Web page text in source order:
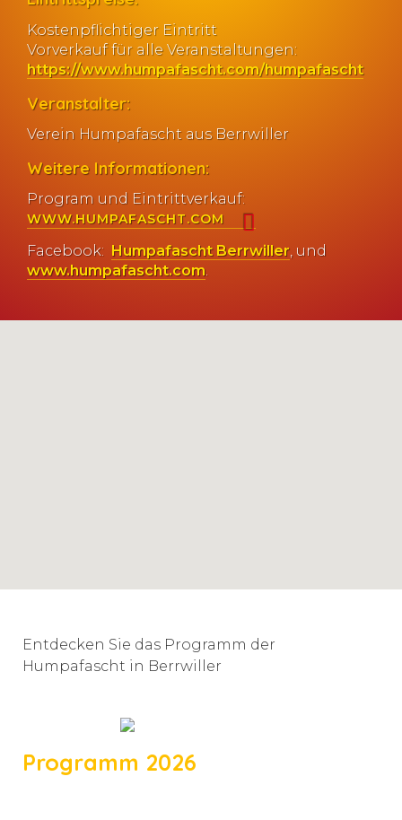
Kostenpflichtiger Eintritt
Vorverkauf für alle Veranstaltungen:
https://www.humpafascht.com/humpafascht
Veranstalter:
Verein Humpafascht aus Berrwiller
Weitere Informationen:
Program und Eintrittverkauf:
WWW.HUMPAFASCHT.COM
Facebook: Humpafascht Berrwiller, und
www.humpafascht.com.
Entdecken Sie das Programm der
Humpafascht in Berrwiller
Programm 2026